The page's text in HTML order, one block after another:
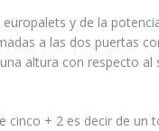
y de la
a las dos puertas
altura con respecto al
cinco + 2 es decir de un